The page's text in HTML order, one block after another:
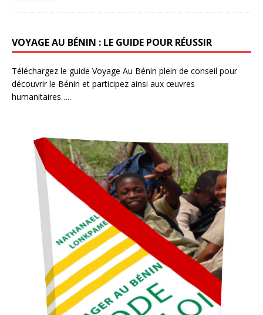
VOYAGE AU BÉNIN : LE GUIDE POUR RÉUSSIR
Téléchargez le guide Voyage Au Bénin plein de conseil pour
découvrir le Bénin et participez ainsi aux œuvres
humanitaires…..